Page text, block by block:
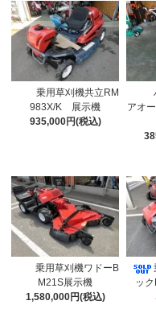
乗用草刈機共立RM
983X/K 展示機
935,000円(税込)
アオ
乗用草刈機ワドーB
M21S展示機
1,580,000円(税込)
ッ